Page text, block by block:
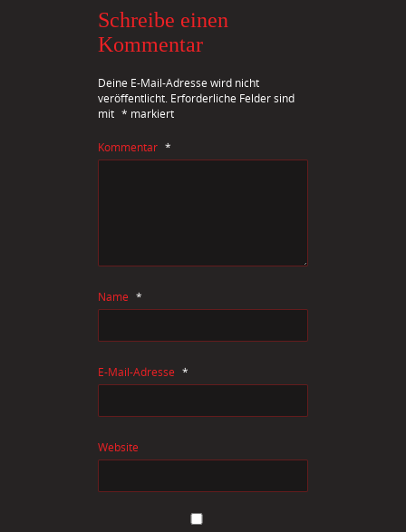
Schreibe einen
Kommentar
Deine E-Mail-Adresse wird nicht
veröffentlicht. Erforderliche Felder sind
mit * markiert
Kommentar *
Name *
E-Mail-Adresse *
Website